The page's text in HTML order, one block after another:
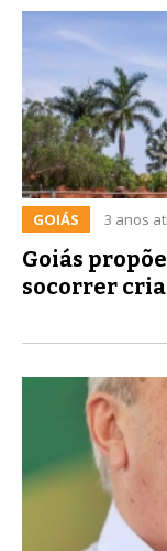
GOIÁS 3 anos
Goiás
socorrer